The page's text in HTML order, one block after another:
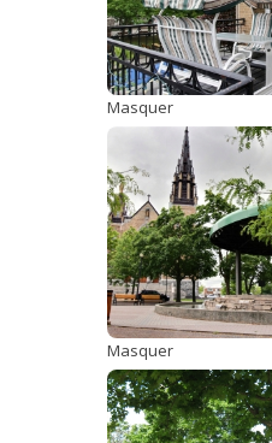
Masquer
Masquer